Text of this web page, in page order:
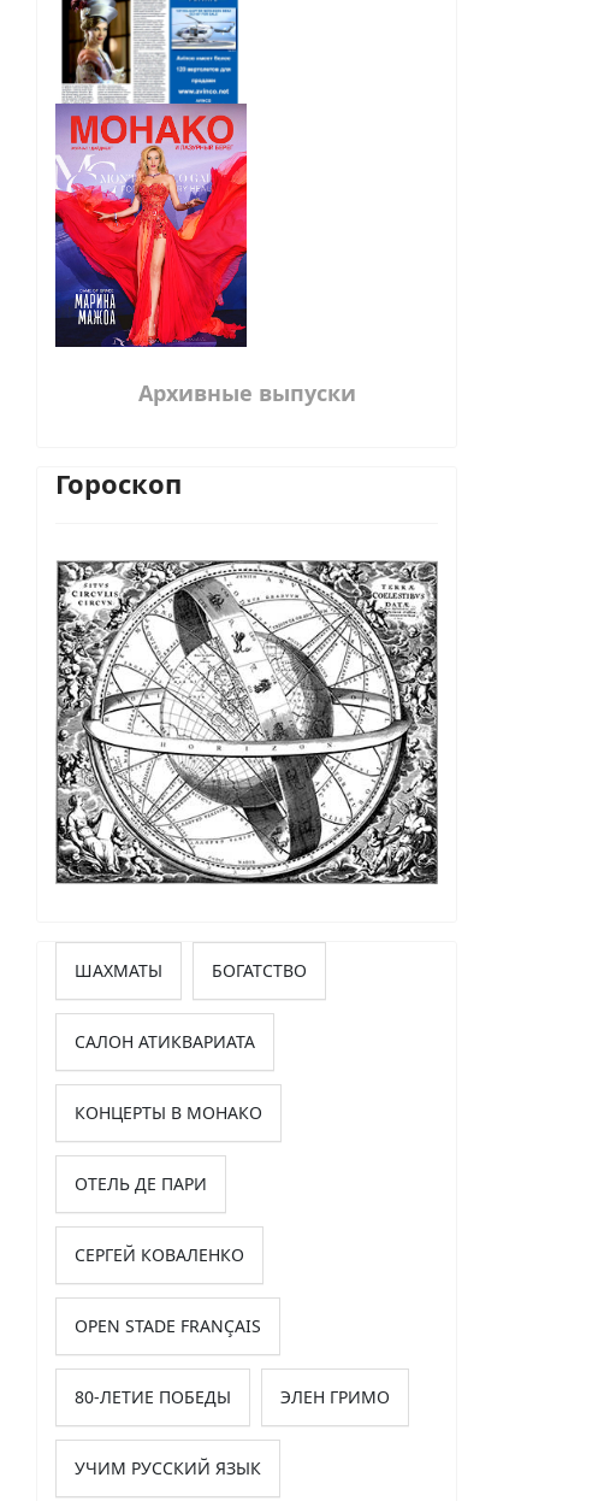
Архивные выпуски
Гороскоп
ШАХМАТЫ БОГАТСТВО
САЛОН АТИКВАРИАТА
КОНЦЕРТЫ В МОНАКО
ОТЕЛЬ ДЕ ПАРИ
СЕРГЕЙ КОВАЛЕНКО
OPEN STADE FRANÇAIS
80-ЛЕТИЕ ПОБЕДЫ ЭЛЕН ГРИМО
УЧИМ РУССКИЙ ЯЗЫК